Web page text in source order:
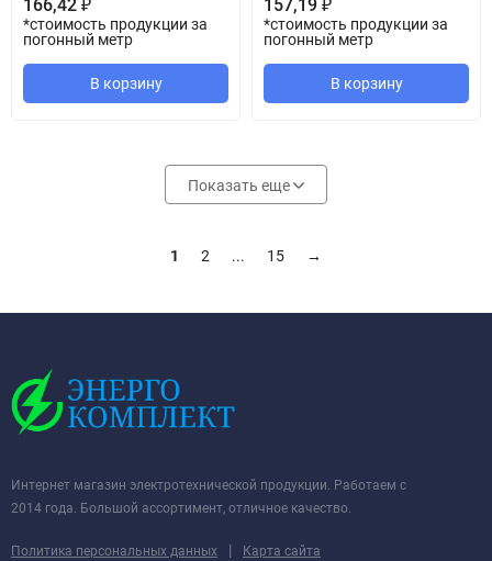
166,42 ₽
*стоимость продукции за
погонный метр
В корзину
157,19 ₽
*стоимость продукции за
погонный метр
В корзину
Показать еще
1 2 ... 15 →
Интернет магазин электротехнической продукции. Работаем с
2014 года. Большой ассортимент, отличное качество.
Политика персональных данных | Карта сайта